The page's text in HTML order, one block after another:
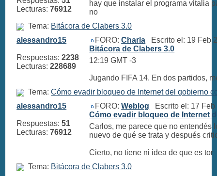
Lecturas:76912
hay que instalar el programa vitalia
no
Tema: Bitácora de Clabers 3.0
alessandro15
Respuestas:2238
Lecturas:228689
FORO:Charla Escrito el: 19 Feb
Bitácora de Clabers 3.0
12:19 GMT -3
Jugando FIFA 14. En dos partidos,
Tema:Cómo evadir bloqueo de Internet del gobierno
alessandro15
Respuestas:51
Lecturas:76912
FORO:Weblog Escrito el: 17
Cómo evadir bloqueo de Internet
Carlos, me parece que no entendés
nuevo de qué se trata y después
Cierto, no tiene ni idea de que es tor
Tema: Bitácora de Clabers 3.0